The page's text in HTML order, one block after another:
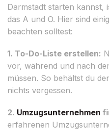
Darmstadt starten kannst,
das A und O. Hier sind
beachten solltest:
1. To-Do-Liste erstellen:
vor, während und nach
müssen. So behältst du
nichts vergessen.
2. Umzugsunternehmen
erfahrenen